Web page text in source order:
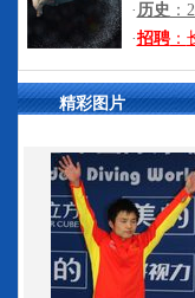
· 历史
·招聘：